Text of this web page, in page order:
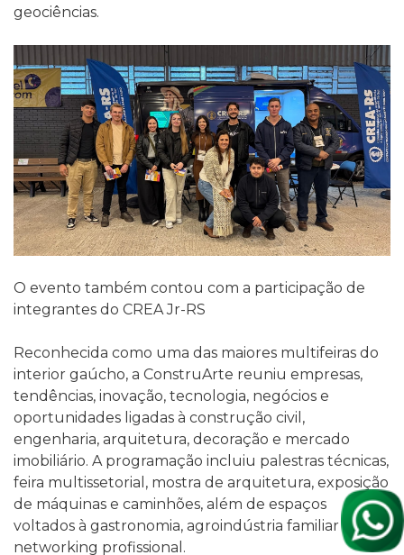
geociências.
O evento também contou com a participação de
integrantes do CREA Jr-RS
Reconhecida como uma das maiores multifeiras do
interior gaúcho, a ConstruArte reuniu empresas,
tendências, inovação, tecnologia, negócios e
oportunidades ligadas à construção civil,
engenharia, arquitetura, decoração e mercado
imobiliário. A programação incluiu palestras técnicas,
feira multissetorial, mostra de arquitetura, exposição
de máquinas e caminhões, além de espaços
voltados à gastronomia, agroindústria familiar e
networking profissional.